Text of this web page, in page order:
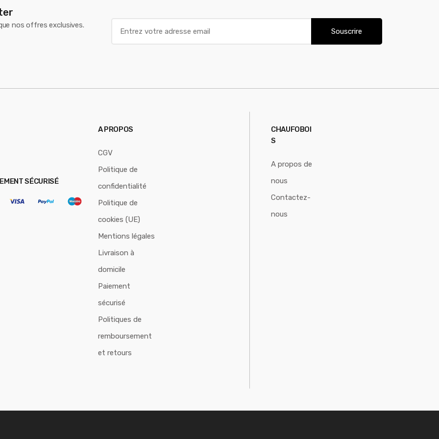
nos offres exclusives.
Souscrire
SÉCURISÉ
A PROPOS
CGV
Politique de
confidentialité
Politique de
cookies (UE)
Mentions légales
Livraison à
domicile
Paiement
sécurisé
Politiques de
remboursement
et retours
CHAUFOBOI
S
A propos de
nous
Contactez-
nous